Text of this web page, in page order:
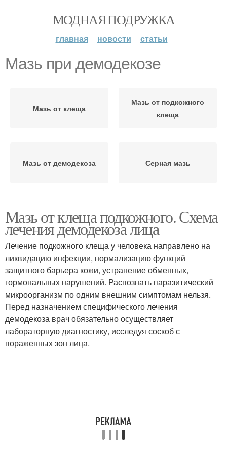
МОДНАЯ ПОДРУЖКА
главная новости статьи
Мазь при демодекозе
Мазь от клеща
Мазь от подкожного
клеща
Мазь от демодекоза Серная мазь
Мазь от клеща подкожного. Схема
лечения демодекоза лица
Лечение подкожного клеща у человека направлено на
ликвидацию инфекции, нормализацию функций
защитного барьера кожи, устранение обменных,
гормональных нарушений. Распознать паразитический
микроорганизм по одним внешним симптомам нельзя.
Перед назначением специфического лечения
демодекоза врач обязательно осуществляет
лабораторную диагностику, исследуя соскоб с
пораженных зон лица.